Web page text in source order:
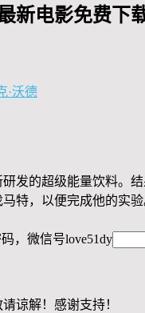
新电影免费下
·沃德
发的超级能量饮料。
特，以便完成他的实验
，微信号love51dy
谅解！感谢支持！